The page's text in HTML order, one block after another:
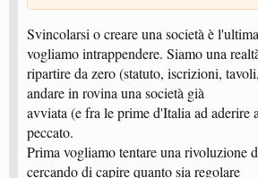
Svincolarsi o creare una società è
vogliamo intrappendere. Siamo una
ripartire da zero (statuto, iscrizioni,
andare in rovina una società già
avviata (e fra le prime d'Italia ad aderire
peccato.
Prima vogliamo tentare una rivoluzione
cercando di capire quanto sia regolare